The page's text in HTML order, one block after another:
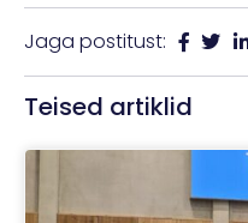
Jaga postitust:
Teised artiklid